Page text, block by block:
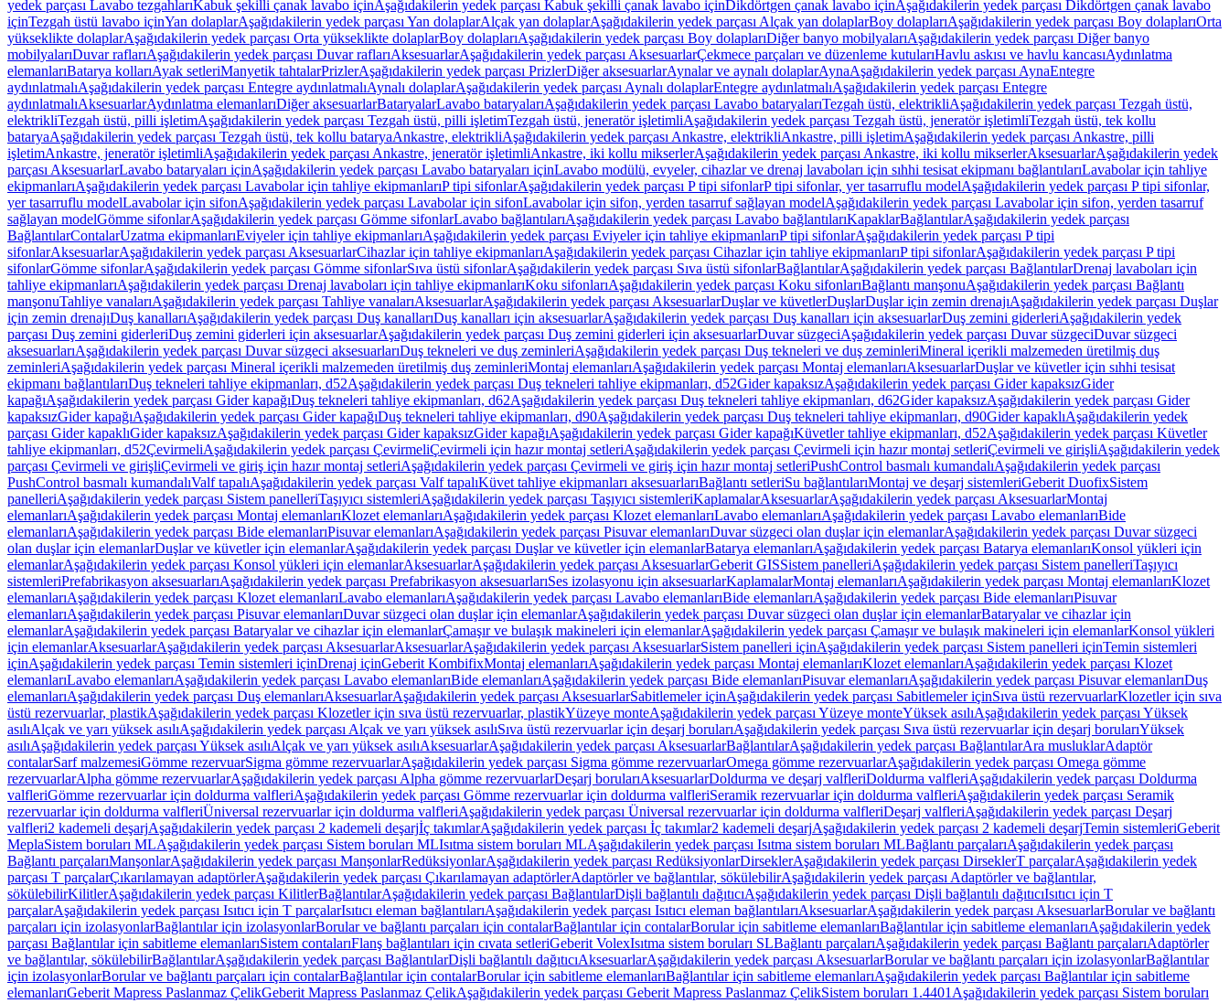
yedek parçası Lavabo tezgahlarıKabuk şekilli çanak lavabo içinAşağıdakilerin yedek parçası Kabuk şekilli çanak lavabo içinDikdörtgen çanak lavabo içinAşağıdakilerin yedek parçası Dikdörtgen çanak lavabo
içinTezgah üstü lavabo içinYan dolaplarAşağıdakilerin yedek parçası Yan dolaplarAlçak yan dolaplarAşağıdakilerin yedek parçası Alçak yan dolaplarBoy dolaplarıAşağıdakilerin yedek parçası Boy dolaplarıOrta
yükseklikte dolaplarAşağıdakilerin yedek parçası Orta yükseklikte dolaplarBoy dolaplarıAşağıdakilerin yedek parçası Boy dolaplarıDiğer banyo mobilyalarıAşağıdakilerin yedek parçası Diğer banyo
mobilyalarıDuvar raflarıAşağıdakilerin yedek parçası Duvar raflarıAksesuarlarAşağıdakilerin yedek parçası AksesuarlarÇekmece parçaları ve düzenleme kutularıHavlu askısı ve havlu kancasıAydınlatma
elemanlarıBatarya kollarıAyak setleriManyetik tahtalarPrizlerAşağıdakilerin yedek parçası PrizlerDiğer aksesuarlarAynalar ve aynalı dolaplarAynaAşağıdakilerin yedek parçası AynaEntegre
aydınlatmalıAşağıdakilerin yedek parçası Entegre aydınlatmalıAynalı dolaplarAşağıdakilerin yedek parçası Aynalı dolaplarEntegre aydınlatmalıAşağıdakilerin yedek parçası Entegre
aydınlatmalıAksesuarlarAydınlatma elemanlarıDiğer aksesuarlarBataryalarLavabo bataryalarıAşağıdakilerin yedek parçası Lavabo bataryalarıTezgah üstü, elektrikliAşağıdakilerin yedek parçası Tezgah üstü,
elektrikliTezgah üstü, pilli işletimAşağıdakilerin yedek parçası Tezgah üstü, pilli işletimTezgah üstü, jeneratör işletimliAşağıdakilerin yedek parçası Tezgah üstü, jeneratör işletimliTezgah üstü, tek kollu
bataryaAşağıdakilerin yedek parçası Tezgah üstü, tek kollu bataryaAnkastre, elektrikliAşağıdakilerin yedek parçası Ankastre, elektrikliAnkastre, pilli işletimAşağıdakilerin yedek parçası Ankastre, pilli
işletimAnkastre, jeneratör işletimliAşağıdakilerin yedek parçası Ankastre, jeneratör işletimliAnkastre, iki kollu mikserlerAşağıdakilerin yedek parçası Ankastre, iki kollu mikserlerAksesuarlarAşağıdakilerin yedek
parçası AksesuarlarLavabo bataryaları içinAşağıdakilerin yedek parçası Lavabo bataryaları içinLavabo modülü, evyeler, cihazlar ve drenaj lavaboları için sıhhi tesisat ekipmanı bağlantılarıLavabolar için tahliye
ekipmanlarıAşağıdakilerin yedek parçası Lavabolar için tahliye ekipmanlarıP tipi sifonlarAşağıdakilerin yedek parçası P tipi sifonlarP tipi sifonlar, yer tasarruflu modelAşağıdakilerin yedek parçası P tipi sifonlar,
yer tasarruflu modelLavabolar için sifonAşağıdakilerin yedek parçası Lavabolar için sifonLavabolar için sifon, yerden tasarruf sağlayan modelAşağıdakilerin yedek parçası Lavabolar için sifon, yerden tasarruf
sağlayan modelGömme sifonlarAşağıdakilerin yedek parçası Gömme sifonlarLavabo bağlantılarıAşağıdakilerin yedek parçası Lavabo bağlantılarıKapaklarBağlantılarAşağıdakilerin yedek parçası
BağlantılarContalarUzatma ekipmanlarıEviyeler için tahliye ekipmanlarıAşağıdakilerin yedek parçası Eviyeler için tahliye ekipmanlarıP tipi sifonlarAşağıdakilerin yedek parçası P tipi
sifonlarAksesuarlarAşağıdakilerin yedek parçası AksesuarlarCihazlar için tahliye ekipmanlarıAşağıdakilerin yedek parçası Cihazlar için tahliye ekipmanlarıP tipi sifonlarAşağıdakilerin yedek parçası P tipi
sifonlarGömme sifonlarAşağıdakilerin yedek parçası Gömme sifonlarSıva üstü sifonlarAşağıdakilerin yedek parçası Sıva üstü sifonlarBağlantılarAşağıdakilerin yedek parçası BağlantılarDrenaj lavaboları için
tahliye ekipmanlarıAşağıdakilerin yedek parçası Drenaj lavaboları için tahliye ekipmanlarıKoku sifonlarıAşağıdakilerin yedek parçası Koku sifonlarıBağlantı manşonuAşağıdakilerin yedek parçası Bağlantı
manşonuTahliye vanalarıAşağıdakilerin yedek parçası Tahliye vanalarıAksesuarlarAşağıdakilerin yedek parçası AksesuarlarDuşlar ve küvetlerDuşlarDuşlar için zemin drenajıAşağıdakilerin yedek parçası Duşlar
için zemin drenajıDuş kanallarıAşağıdakilerin yedek parçası Duş kanallarıDuş kanalları için aksesuarlarAşağıdakilerin yedek parçası Duş kanalları için aksesuarlarDuş zemini giderleriAşağıdakilerin yedek
parçası Duş zemini giderleriDuş zemini giderleri için aksesuarlarAşağıdakilerin yedek parçası Duş zemini giderleri için aksesuarlarDuvar süzgeciAşağıdakilerin yedek parçası Duvar süzgeciDuvar süzgeci
aksesuarlarıAşağıdakilerin yedek parçası Duvar süzgeci aksesuarlarıDuş tekneleri ve duş zeminleriAşağıdakilerin yedek parçası Duş tekneleri ve duş zeminleriMineral içerikli malzemeden üretilmiş duş
zeminleriAşağıdakilerin yedek parçası Mineral içerikli malzemeden üretilmiş duş zeminleriMontaj elemanlarıAşağıdakilerin yedek parçası Montaj elemanlarıAksesuarlarDuşlar ve küvetler için sıhhi tesisat
ekipmanı bağlantılarıDuş tekneleri tahliye ekipmanları, d52Aşağıdakilerin yedek parçası Duş tekneleri tahliye ekipmanları, d52Gider kapaksızAşağıdakilerin yedek parçası Gider kapaksızGider
kapağıAşağıdakilerin yedek parçası Gider kapağıDuş tekneleri tahliye ekipmanları, d62Aşağıdakilerin yedek parçası Duş tekneleri tahliye ekipmanları, d62Gider kapaksızAşağıdakilerin yedek parçası Gider
kapaksızGider kapağıAşağıdakilerin yedek parçası Gider kapağıDuş tekneleri tahliye ekipmanları, d90Aşağıdakilerin yedek parçası Duş tekneleri tahliye ekipmanları, d90Gider kapaklıAşağıdakilerin yedek
parçası Gider kapaklıGider kapaksızAşağıdakilerin yedek parçası Gider kapaksızGider kapağıAşağıdakilerin yedek parçası Gider kapağıKüvetler tahliye ekipmanları, d52Aşağıdakilerin yedek parçası Küvetler
tahliye ekipmanları, d52ÇevirmeliAşağıdakilerin yedek parçası ÇevirmeliÇevirmeli için hazır montaj setleriAşağıdakilerin yedek parçası Çevirmeli için hazır montaj setleriÇevirmeli ve girişliAşağıdakilerin yedek
parçası Çevirmeli ve girişliÇevirmeli ve giriş için hazır montaj setleriAşağıdakilerin yedek parçası Çevirmeli ve giriş için hazır montaj setleriPushControl basmalı kumandalıAşağıdakilerin yedek parçası
PushControl basmalı kumandalıValf tapalıAşağıdakilerin yedek parçası Valf tapalıKüvet tahliye ekipmanları aksesuarlarıBağlantı setleriSu bağlantılarıMontaj ve deşarj sistemleriGeberit DuofixSistem
panelleriAşağıdakilerin yedek parçası Sistem panelleriTaşıyıcı sistemleriAşağıdakilerin yedek parçası Taşıyıcı sistemleriKaplamalarAksesuarlarAşağıdakilerin yedek parçası AksesuarlarMontaj
elemanlarıAşağıdakilerin yedek parçası Montaj elemanlarıKlozet elemanlarıAşağıdakilerin yedek parçası Klozet elemanlarıLavabo elemanlarıAşağıdakilerin yedek parçası Lavabo elemanlarıBide
elemanlarıAşağıdakilerin yedek parçası Bide elemanlarıPisuvar elemanlarıAşağıdakilerin yedek parçası Pisuvar elemanlarıDuvar süzgeci olan duşlar için elemanlarAşağıdakilerin yedek parçası Duvar süzgeci
olan duşlar için elemanlarDuşlar ve küvetler için elemanlarAşağıdakilerin yedek parçası Duşlar ve küvetler için elemanlarBatarya elemanlarıAşağıdakilerin yedek parçası Batarya elemanlarıKonsol yükleri için
elemanlarAşağıdakilerin yedek parçası Konsol yükleri için elemanlarAksesuarlarAşağıdakilerin yedek parçası AksesuarlarGeberit GISSistem panelleriAşağıdakilerin yedek parçası Sistem panelleriTaşıyıcı
sistemleriPrefabrikasyon aksesuarlarıAşağıdakilerin yedek parçası Prefabrikasyon aksesuarlarıSes izolasyonu için aksesuarlarKaplamalarMontaj elemanlarıAşağıdakilerin yedek parçası Montaj elemanlarıKlozet
elemanlarıAşağıdakilerin yedek parçası Klozet elemanlarıLavabo elemanlarıAşağıdakilerin yedek parçası Lavabo elemanlarıBide elemanlarıAşağıdakilerin yedek parçası Bide elemanlarıPisuvar
elemanlarıAşağıdakilerin yedek parçası Pisuvar elemanlarıDuvar süzgeci olan duşlar için elemanlarAşağıdakilerin yedek parçası Duvar süzgeci olan duşlar için elemanlarBataryalar ve cihazlar için
elemanlarAşağıdakilerin yedek parçası Bataryalar ve cihazlar için elemanlarÇamaşır ve bulaşık makineleri için elemanlarAşağıdakilerin yedek parçası Çamaşır ve bulaşık makineleri için elemanlarKonsol yükleri
için elemanlarAksesuarlarAşağıdakilerin yedek parçası AksesuarlarAksesuarlarAşağıdakilerin yedek parçası AksesuarlarSistem panelleri içinAşağıdakilerin yedek parçası Sistem panelleri içinTemin sistemleri
içinAşağıdakilerin yedek parçası Temin sistemleri içinDrenaj içinGeberit KombifixMontaj elemanlarıAşağıdakilerin yedek parçası Montaj elemanlarıKlozet elemanlarıAşağıdakilerin yedek parçası Klozet
elemanlarıLavabo elemanlarıAşağıdakilerin yedek parçası Lavabo elemanlarıBide elemanlarıAşağıdakilerin yedek parçası Bide elemanlarıPisuvar elemanlarıAşağıdakilerin yedek parçası Pisuvar elemanlarıDuş
elemanlarıAşağıdakilerin yedek parçası Duş elemanlarıAksesuarlarAşağıdakilerin yedek parçası AksesuarlarSabitlemeler içinAşağıdakilerin yedek parçası Sabitlemeler içinSıva üstü rezervuarlarKlozetler için sıva
üstü rezervuarlar, plastikAşağıdakilerin yedek parçası Klozetler için sıva üstü rezervuarlar, plastikYüzeye monteAşağıdakilerin yedek parçası Yüzeye monteYüksek asılıAşağıdakilerin yedek parçası Yüksek
asılıAlçak ve yarı yüksek asılıAşağıdakilerin yedek parçası Alçak ve yarı yüksek asılıSıva üstü rezervuarlar için deşarj borularıAşağıdakilerin yedek parçası Sıva üstü rezervuarlar için deşarj borularıYüksek
asılıAşağıdakilerin yedek parçası Yüksek asılıAlçak ve yarı yüksek asılıAksesuarlarAşağıdakilerin yedek parçası AksesuarlarBağlantılarAşağıdakilerin yedek parçası BağlantılarAra musluklarAdaptör
contalarSarf malzemesiGömme rezervuarSigma gömme rezervuarlarAşağıdakilerin yedek parçası Sigma gömme rezervuarlarOmega gömme rezervuarlarAşağıdakilerin yedek parçası Omega gömme
rezervuarlarAlpha gömme rezervuarlarAşağıdakilerin yedek parçası Alpha gömme rezervuarlarDeşarj borularıAksesuarlarDoldurma ve deşarj valfleriDoldurma valfleriAşağıdakilerin yedek parçası Doldurma
valfleriGömme rezervuarlar için doldurma valfleriAşağıdakilerin yedek parçası Gömme rezervuarlar için doldurma valfleriSeramik rezervuarlar için doldurma valfleriAşağıdakilerin yedek parçası Seramik
rezervuarlar için doldurma valfleriÜniversal rezervuarlar için doldurma valfleriAşağıdakilerin yedek parçası Üniversal rezervuarlar için doldurma valfleriDeşarj valfleriAşağıdakilerin yedek parçası Deşarj
valfleri2 kademeli deşarjAşağıdakilerin yedek parçası 2 kademeli deşarjİç takımlarAşağıdakilerin yedek parçası İç takımlar2 kademeli deşarjAşağıdakilerin yedek parçası 2 kademeli deşarjTemin sistemleriGeberit
MeplaSistem boruları MLAşağıdakilerin yedek parçası Sistem boruları MLIsıtma sistem boruları MLAşağıdakilerin yedek parçası Isıtma sistem boruları MLBağlantı parçalarıAşağıdakilerin yedek parçası
Bağlantı parçalarıManşonlarAşağıdakilerin yedek parçası ManşonlarRedüksiyonlarAşağıdakilerin yedek parçası RedüksiyonlarDirseklerAşağıdakilerin yedek parçası DirseklerT parçalarAşağıdakilerin yedek
parçası T parçalarÇıkarılamayan adaptörlerAşağıdakilerin yedek parçası Çıkarılamayan adaptörlerAdaptörler ve bağlantılar, sökülebilirAşağıdakilerin yedek parçası Adaptörler ve bağlantılar,
sökülebilirKilitlerAşağıdakilerin yedek parçası KilitlerBağlantılarAşağıdakilerin yedek parçası BağlantılarDişli bağlantılı dağıtıcıAşağıdakilerin yedek parçası Dişli bağlantılı dağıtıcıIsıtıcı için T
parçalarAşağıdakilerin yedek parçası Isıtıcı için T parçalarIsıtıcı eleman bağlantılarıAşağıdakilerin yedek parçası Isıtıcı eleman bağlantılarıAksesuarlarAşağıdakilerin yedek parçası AksesuarlarBorular ve bağlantı
parçaları için izolasyonlarBağlantılar için izolasyonlarBorular ve bağlantı parçaları için contalarBağlantılar için contalarBorular için sabitleme elemanlarıBağlantılar için sabitleme elemanlarıAşağıdakilerin yedek
parçası Bağlantılar için sabitleme elemanlarıSistem contalarıFlanş bağlantıları için cıvata setleriGeberit VolexIsıtma sistem boruları SLBağlantı parçalarıAşağıdakilerin yedek parçası Bağlantı parçalarıAdaptörler
ve bağlantılar, sökülebilirBağlantılarAşağıdakilerin yedek parçası BağlantılarDişli bağlantılı dağıtıcıAksesuarlarAşağıdakilerin yedek parçası AksesuarlarBorular ve bağlantı parçaları için izolasyonlarBağlantılar
için izolasyonlarBorular ve bağlantı parçaları için contalarBağlantılar için contalarBorular için sabitleme elemanlarıBağlantılar için sabitleme elemanlarıAşağıdakilerin yedek parçası Bağlantılar için sabitleme
elemanlarıGeberit Mapress Paslanmaz ÇelikGeberit Mapress Paslanmaz ÇelikAşağıdakilerin yedek parçası Geberit Mapress Paslanmaz ÇelikSistem boruları 1.4401 Aşağıdakilerin yedek parçası Sistem boruları